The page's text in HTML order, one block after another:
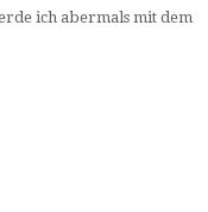
ich abermals mit dem